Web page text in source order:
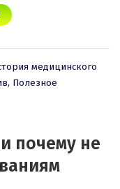
медицинского
, Полезное
почему не